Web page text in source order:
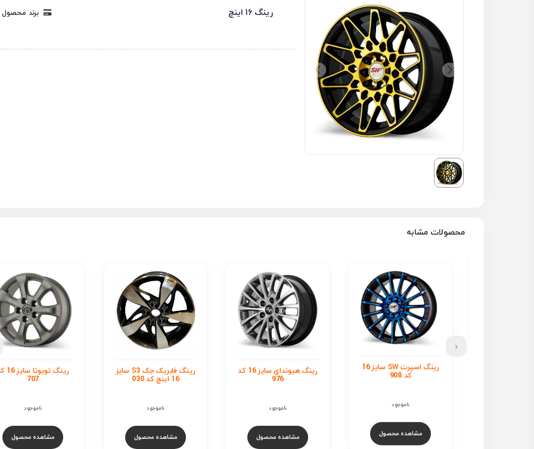
رینگ 16 اینچ برند
محصولات مشابه
رینگ هیوندای سایز 16 کد
976
ناموجود
مشاهده محصول
رینگ فابریک جک S3 سایز
16 اینچ کد 030
ناموجود
مشاهده محصول
رینگ تویوتا سایز 16 کد
707
ناموجود
مشاهده محصول
کد 702
ناموجود
مشاهده محصول ‹